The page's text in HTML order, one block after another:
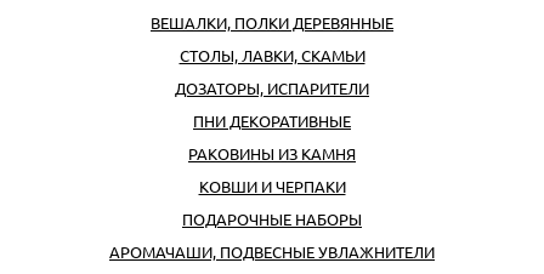
ВЕШАЛКИ, ПОЛКИ ДЕРЕВЯННЫЕ
СТОЛЫ, ЛАВКИ, СКАМЬИ
ДОЗАТОРЫ, ИСПАРИТЕЛИ
ПНИ ДЕКОРАТИВНЫЕ
РАКОВИНЫ ИЗ КАМНЯ
КОВШИ И ЧЕРПАКИ
ПОДАРОЧНЫЕ НАБОРЫ
АРОМАЧАШИ, ПОДВЕСНЫЕ УВЛАЖНИТЕЛИ